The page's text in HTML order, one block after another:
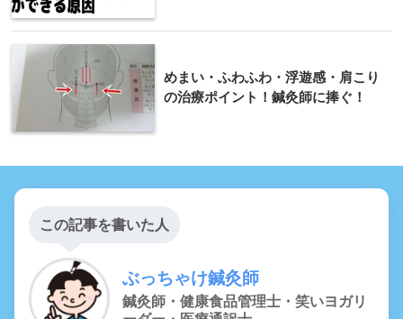
めまい・ふわふわ・浮遊感・肩こり
の治療ポイント！鍼灸師に捧ぐ！
この記事を書いた人
ぶっちゃけ鍼灸師
鍼灸師・健康食品管理士・笑いヨガリ